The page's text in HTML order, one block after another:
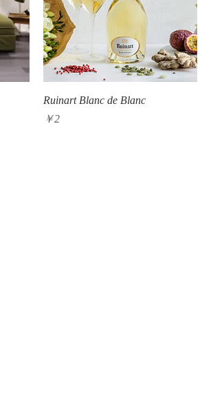
クイックビュー
Ruinart Blanc de Blanc
価格
￥2